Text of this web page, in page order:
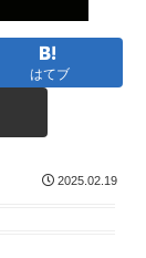
はてブ
2025.02.19